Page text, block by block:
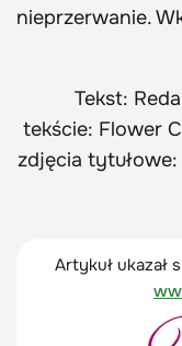
nieprzerwanie.
Tekst:
tekście: Flower
zdjęcia
Artykuł ukazał